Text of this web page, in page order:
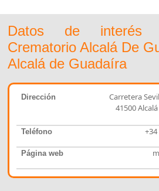
Datos de interés
Crematorio Alcalá De
Alcalá de Guadaíra
Dirección
Carretera
41500
Teléfono
Página web